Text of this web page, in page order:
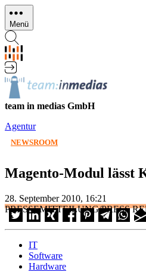
Direkt
zum
Inhalt
Menü
team in medias GmbH
Agentur
NEWSROOM
Magento-Modul lässt
28. September 2010, 16:21
PRESSEMITTEILUNG/PRESS
IT
Software
Hardware